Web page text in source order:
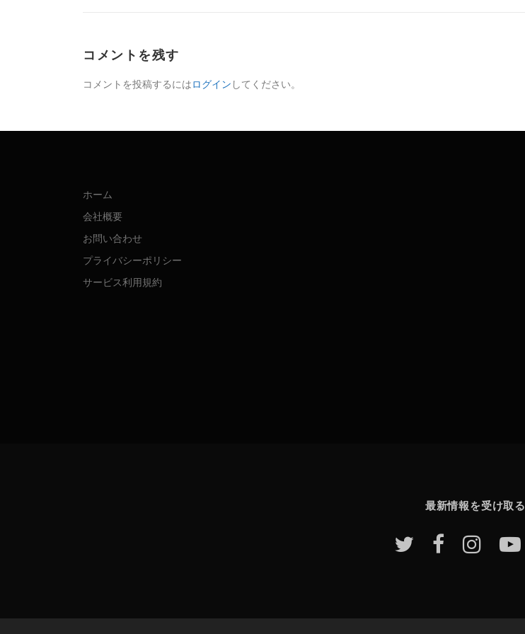
コメントを残す
コメントを投稿するにはログイン してください。
ホーム
会社概要
お問い合わせ
プライバシーポリシー
サービス利用規約
最新情報を受け取る